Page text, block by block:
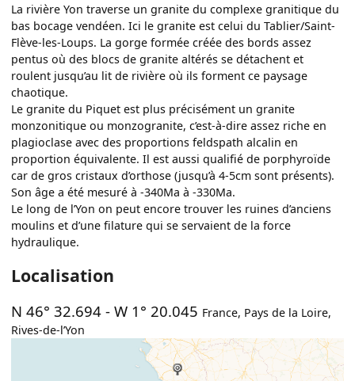
La rivière Yon traverse un granite du complexe granitique du
bas bocage vendéen. Ici le granite est celui du Tablier/Saint-
Flève-les-Loups. La gorge formée créée des bords assez
pentus où des blocs de granite altérés se détachent et
roulent jusqu’au lit de rivière où ils forment ce paysage
chaotique.
Le granite du Piquet est plus précisément un granite
monzonitique ou monzogranite, c’est-à-dire assez riche en
plagioclase avec des proportions feldspath alcalin en
proportion équivalente. Il est aussi qualifié de porphyroïde
car de gros cristaux d’orthose (jusqu’à 4-5cm sont présents).
Son âge a été mesuré à -340Ma à -330Ma.
Le long de l’Yon on peut encore trouver les ruines d’anciens
moulins et d’une filature qui se servaient de la force
hydraulique.
Localisation
N 46° 32.694 -W 1° 20.045 France, Pays de la Loire,
Rives-de-l’Yon